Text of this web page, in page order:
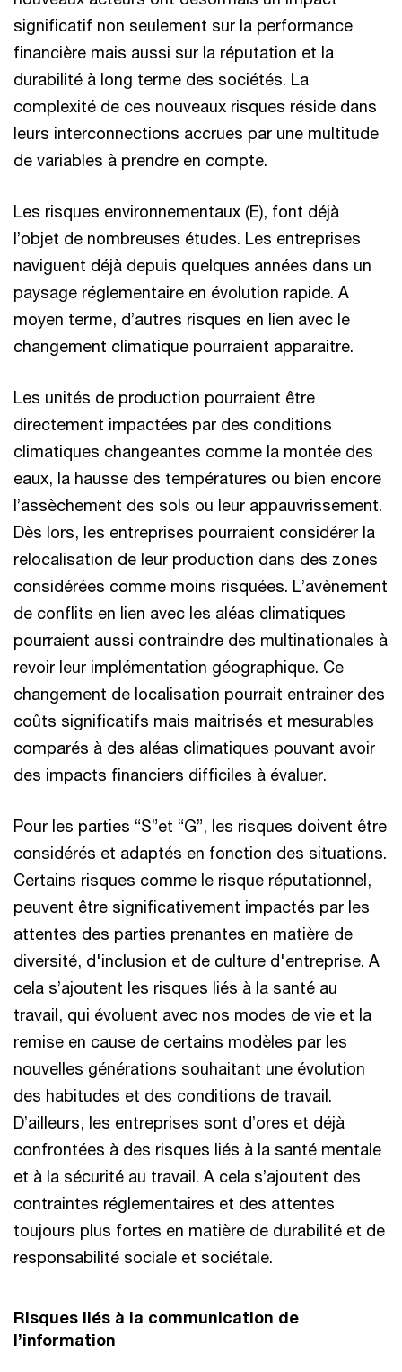
significatif non seulement sur la performance
financière mais aussi sur la réputation et la
durabilité à long terme des sociétés. La
complexité de ces nouveaux risques réside dans
leurs interconnections accrues par une multitude
de variables à prendre en compte.
Les risques environnementaux (E), font déjà
l’objet de nombreuses études. Les entreprises
naviguent déjà depuis quelques années dans un
paysage réglementaire en évolution rapide. A
moyen terme, d’autres risques en lien avec le
changement climatique pourraient apparaitre.
Les unités de production pourraient être
directement impactées par des conditions
climatiques changeantes comme la montée des
eaux, la hausse des températures ou bien encore
l’assèchement des sols ou leur appauvrissement.
Dès lors, les entreprises pourraient considérer la
relocalisation de leur production dans des zones
considérées comme moins risquées. L’avènement
de conflits en lien avec les aléas climatiques
pourraient aussi contraindre des multinationales à
revoir leur implémentation géographique. Ce
changement de localisation pourrait entrainer des
coûts significatifs mais maitrisés et mesurables
comparés à des aléas climatiques pouvant avoir
des impacts financiers difficiles à évaluer.
Pour les parties “S”et “G”, les risques doivent être
considérés et adaptés en fonction des situations.
Certains risques comme le risque réputationnel,
peuvent être significativement impactés par les
attentes des parties prenantes en matière de
diversité, d'inclusion et de culture d'entreprise. A
cela s’ajoutent les risques liés à la santé au
travail, qui évoluent avec nos modes de vie et la
remise en cause de certains modèles par les
nouvelles générations souhaitant une évolution
des habitudes et des conditions de travail.
D’ailleurs, les entreprises sont d’ores et déjà
confrontées à des risques liés à la santé mentale
et à la sécurité au travail. A cela s’ajoutent des
contraintes réglementaires et des attentes
toujours plus fortes en matière de durabilité et de
responsabilité sociale et sociétale.
Risques liés à la communication de
l’information